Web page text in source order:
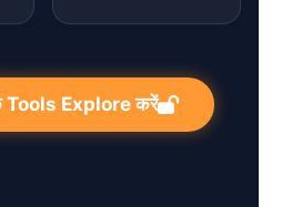
Tools Explore करें